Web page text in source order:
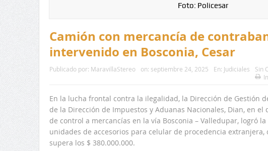
Foto: Policesar
Camión con mercancía de
intervenido en Bosconia, Cesar
Publicado por: MaravillaStereo on: septiembre 24, 2025 En: Judiciales
Sin
En la lucha frontal contra la ilegalidad, la Dirección de Gestión
de la Dirección de Impuestos y Aduanas Nacionales, Dian, en
de control a mercancías en la vía Bosconia – Valledupar, logró
unidades de accesorios para celular de procedencia extranjera,
supera los $ 380.000.000.